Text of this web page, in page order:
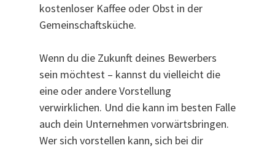
kostenloser Kaffee oder Obst in der
Gemeinschaftsküche.
Wenn du die Zukunft deines Bewerbers
sein möchtest – kannst du vielleicht die
eine oder andere Vorstellung
verwirklichen. Und die kann im besten Falle
auch dein Unternehmen vorwärtsbringen.
Wer sich vorstellen kann, sich bei dir